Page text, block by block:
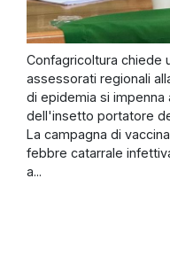
Confagricoltura chiede
assessorati regionali
di epidemia si
dell'insetto portatore
La campagna di
febbre catarrale
a...